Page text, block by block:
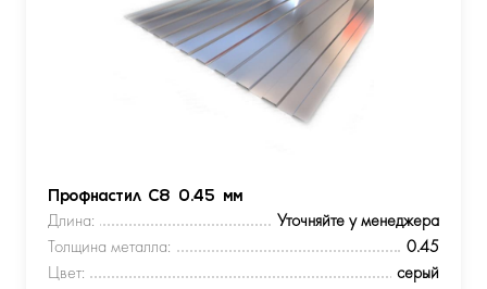
Профнастил С8 0.45 мм
Длина:
Уточняйте у менеджера
Толщина металла:
0.45
Цвет:
серый